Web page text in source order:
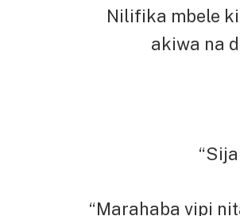
Nilifika mbele
akiwa na
“Marahaba vipi